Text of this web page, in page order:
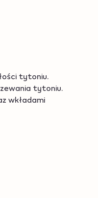
tytoniu.
tytoniu.
wkładami